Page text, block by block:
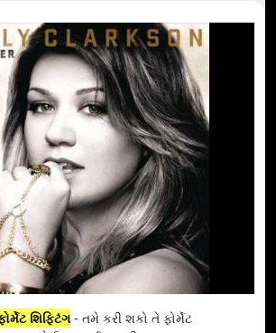
શિફ્ટિંગ- તમે કરી શકો તે ફોર્મેટ